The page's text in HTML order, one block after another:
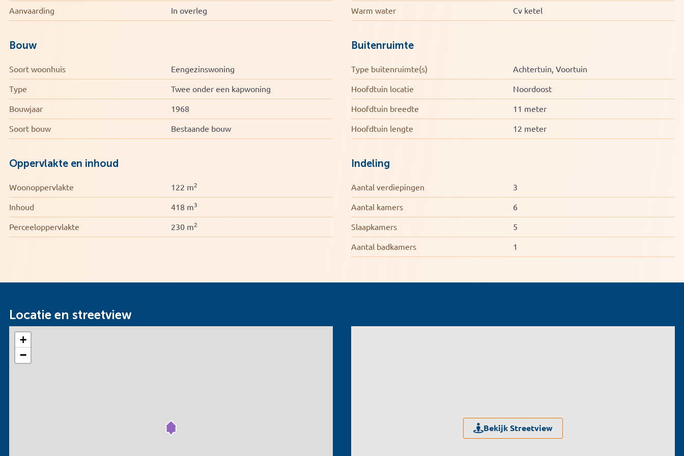
– Woonoppervlakte: ca. 122 m²
– Perceeloppervlakte: 230 m²
– Vijf slaapkamers (waarvan twee op zolder)
– Op loopafstand van de Mookerheide
Kortom: een ruime en complete woning op een rustige locatie, met alle ingrediënten voor comfortabel
wonen.
Aanvaarding In overleg Warm water Cv ketel
Bouw
Soort woonhuis Eengezinswoning
Type Twee onder een kapwoning
Bouwjaar 1968
Soort bouw Bestaande bouw
Buitenruimte
Type buitenruimte(s) Achtertuin, Voortuin
Hoofdtuin locatie Noordoost
Hoofdtuin breedte 11 meter
Hoofdtuin lengte 12 meter
Oppervlakte en inhoud
Woonoppervlakte 122 m2
Inhoud 418 m3
Perceeloppervlakte 230 m2
Indeling
Aantal verdiepingen 3
Aantal kamers 6
Slaapkamers 5
Aantal badkamers 1
Locatie en streetview
+
−
Bekijk Streetview